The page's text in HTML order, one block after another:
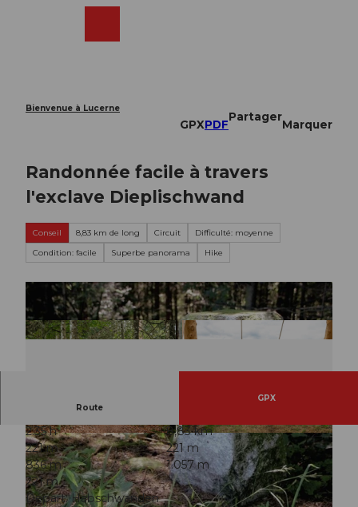
Bienvenue à Lucerne
GPXPDF
Partager
Marquer
Randonnée facile à travers
l'exclave Dieplischwand
Conseil 8,83 km de long Circuit
Difficulté: moyenne
Condition: facile
Superbe panorama Hike
© Felder Photography, UNESCO Biosphäre Ent
lebuch
© Felder Photography, UNESCO Biosphäre Ent
lebuch
Route
GPX
2:35 h
8,83 km
221 m
221 m
836 m
1.057 m
221 m
Départ: Habschwanden